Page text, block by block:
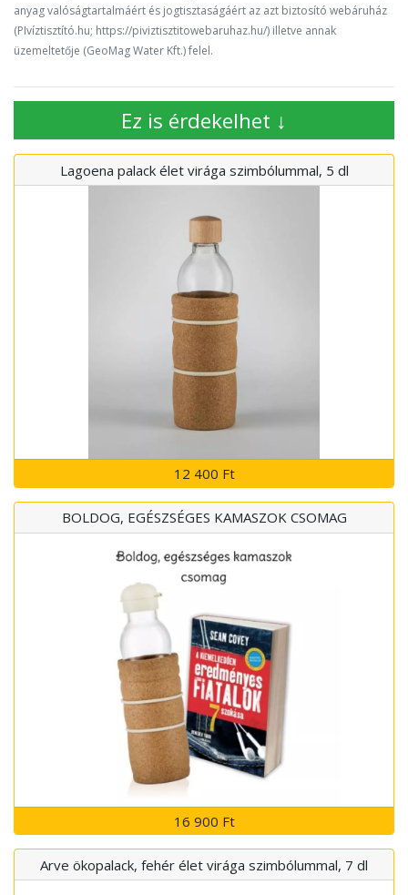
anyag valóságtartalmáért és jogtisztaságáért az azt biztosító webáruház
(PIvíztisztító.hu; https://piviztisztitowebaruhaz.hu/) illetve annak
üzemeltetője (GeoMag Water Kft.) felel.
Ez is érdekelhet ↓
Lagoena palack élet virága szimbólummal, 5 dl
12 400 Ft
BOLDOG, EGÉSZSÉGES KAMASZOK CSOMAG
16 900 Ft
Arve ökopalack, fehér élet virága szimbólummal, 7 dl